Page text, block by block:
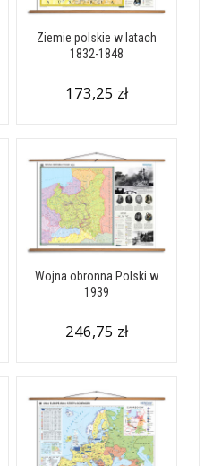
Ziemie polskie w latach
1832-1848
173,25 zł
Wojna obronna Polski w
1939
246,75 zł